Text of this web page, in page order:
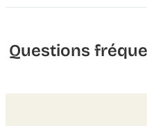
Questions